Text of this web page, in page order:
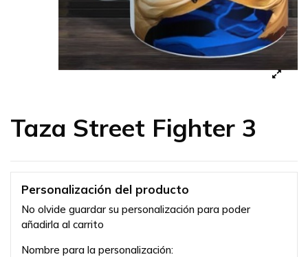
Taza Street Fighter 3
Personalización del producto
No olvide guardar su personalización para poder
añadirla al carrito
Nombre para la personalización: